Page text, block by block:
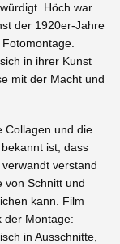
Höch war
der 1920er-Jahre
in ihrer Kunst
mit der Macht und
Collagen und die
ist, dass
verstand
von Schnitt und
kann. Film
der Montage:
in Ausschnitte,